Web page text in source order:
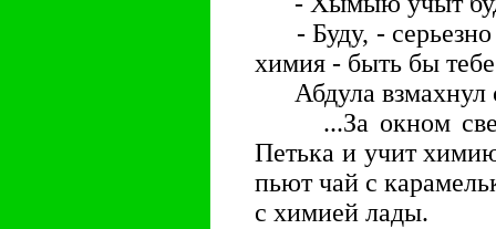
- Буду, - сеpьезно
химия - быть бы
Абдула взмахнул
...За окном
Петька и учит
пьют чай с
с химией лады.